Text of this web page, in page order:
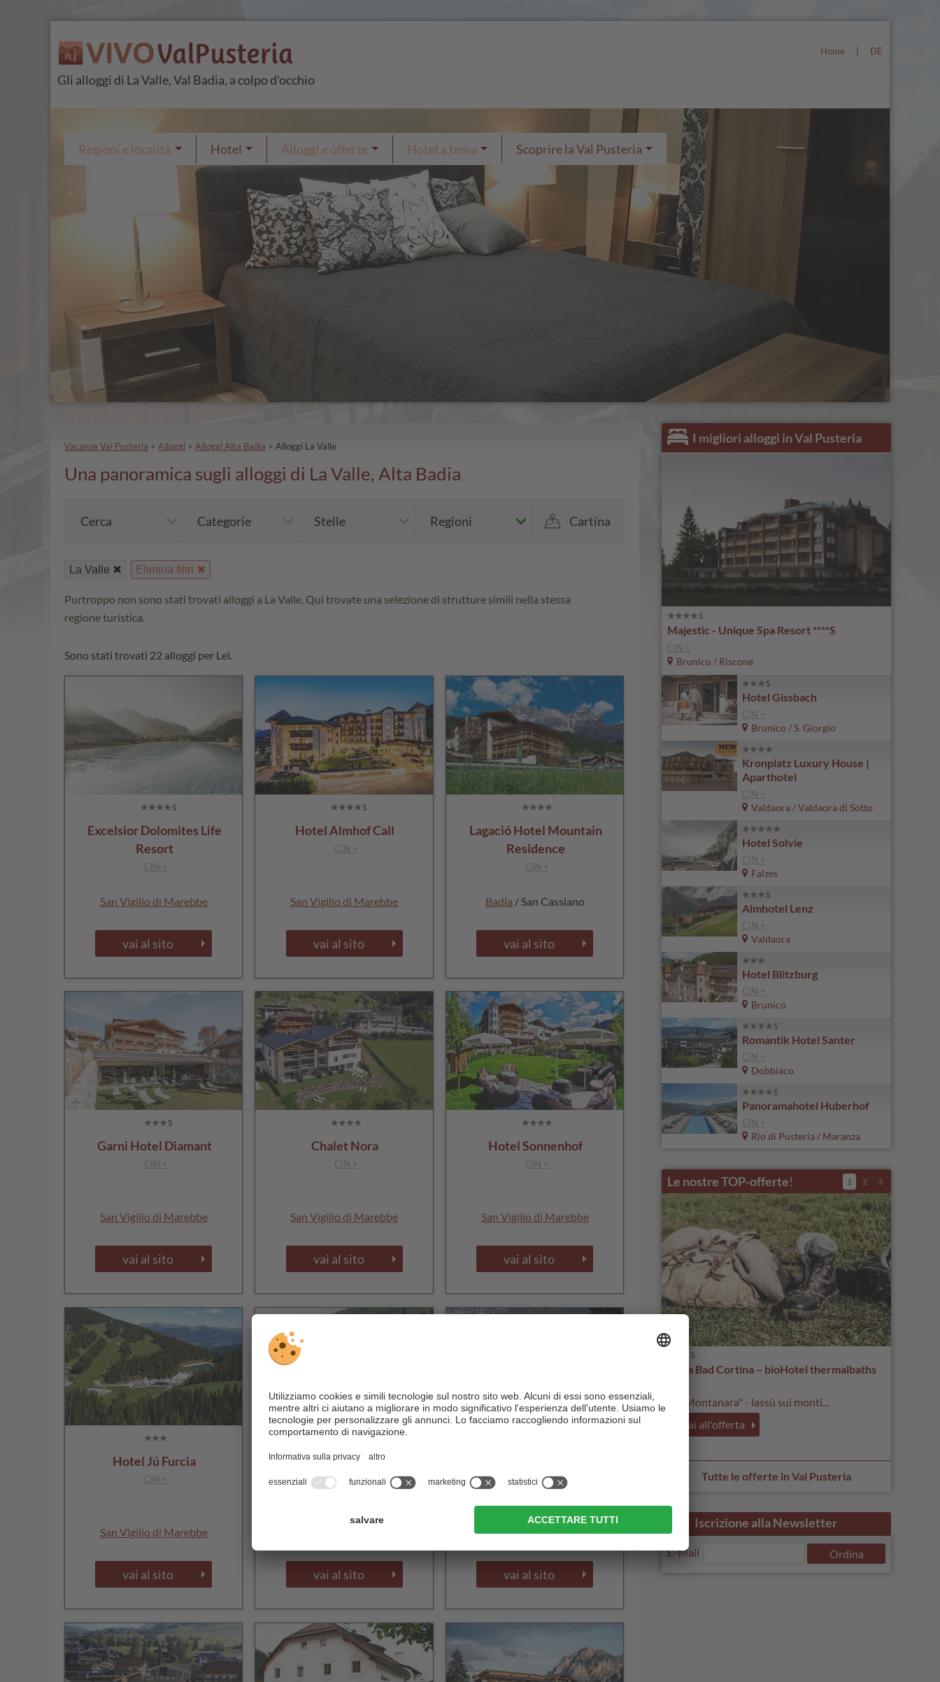
Home DE
Gli alloggi di La Valle, Val Badia, a colpo d'occhio
Regioni e località Hotel Alloggi e offerte Hotel a tema Scoprire la Val Pusteria
Vacanze Val Pusteria > Alloggi > Alloggi Alta Badia > Alloggi La Valle
Una panoramica sugli alloggi di La Valle, Alta Badia
Cerca Categorie Stelle Regioni Cartina
La Valle Elimina filtri
Purtroppo non sono stati trovati alloggi a La Valle. Qui trovate una selezione di strutture simili nella stessa
regione turistica.
Sono stati trovati 22 alloggi per Lei.
Excelsior Dolomites Life
Resort
CIN +
San Vigilio di Marebbe
vai al sito
Hotel Almhof Call
CIN +
San Vigilio di Marebbe
vai al sito
Lagació Hotel Mountain
Residence
CIN +
Badia / San Cassiano
vai al sito
Garni Hotel Diamant
CIN +
San Vigilio di Marebbe
vai al sito
Chalet Nora
CIN +
San Vigilio di Marebbe
vai al sito
Hotel Sonnenhof
CIN +
San Vigilio di Marebbe
vai al sito
Hotel Jú Furcia
CIN +
San Vigilio di Marebbe
vai al sito
Aqua Bad Cortina – bioHotel
thermalbaths
vai al sito
CIN +
S. Martino in Badia
vai al sito
I migliori alloggi in Val Pusteria
Majestic - Unique Spa Resort ****S
CIN +
Brunico / Riscone
Hotel Gissbach
CIN +
Brunico / S. Giorgio
Kronplatz Luxury House |
Aparthotel
CIN +
Valdaora / Valdaora di Sotto
Hotel Solvie
CIN +
Falzes
Almhotel Lenz
CIN +
Valdaora
Hotel Blitzburg
CIN +
Brunico
Romantik Hotel Santer
CIN +
Dobbiaco
Panoramahotel Huberhof
CIN +
Rio di Pusteria / Maranza
Le nostre TOP-offerte!
Aqua Bad Cortina – bioHotel thermalbaths
"La Montanara" - lassù sui monti...
vai all'offerta
1 2 3
Tutte le offerte in Val Pusteria
Iscrizione alla Newsletter
E-Mail